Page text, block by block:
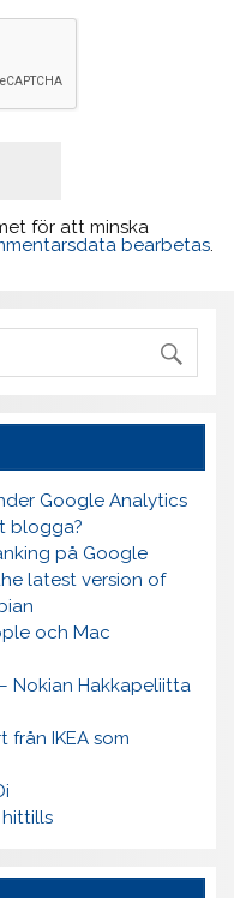
för att minska
bearbetas.
Google Analytics
blogga?
på Google
latest version of
och Mac
Nokian Hakkapeliitta
från IKEA som
hittills